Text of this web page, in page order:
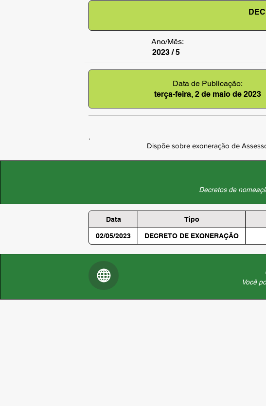
Ano/Mês:
2023 / 5
Data de Publicação:
terça-feira, 2 de maio de 2023
Dispõe sobre exoneração de
Decretos de
Data Tipo
02/05/2023 DECRETO DE EXONERAÇÃO
Você